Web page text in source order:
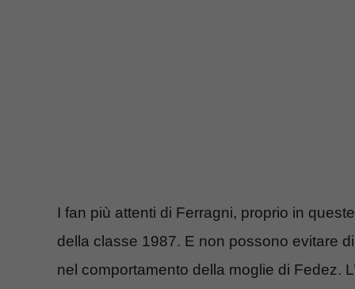
I fan più attenti di Ferragni, proprio in
della classe 1987. E non possono evitare
nel comportamento della moglie di Fedez.